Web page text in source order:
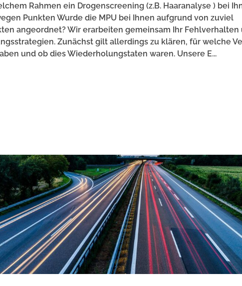
Rahmen ein Drogenscreening (z.B. Haaranalyse ) bei
Punkten Wurde die MPU bei Ihnen aufgrund von zuviel
angeordnet? Wir erarbeiten gemeinsam Ihr Fehlverhalten
Zunächst gilt allerdings zu klären, für welche
und ob dies Wiederholungstaten waren. Unsere E...